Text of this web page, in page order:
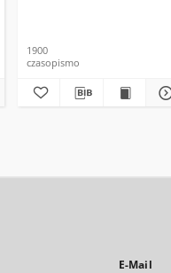
1900
czasopismo
E-Mail